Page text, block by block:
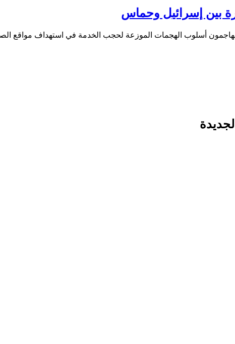
بين إسرائيل وحماس
حماس في 7 أكتوبر، يستخدم المهاجمون أسلوب الهجمات الموزعة لحجب الخدمة في